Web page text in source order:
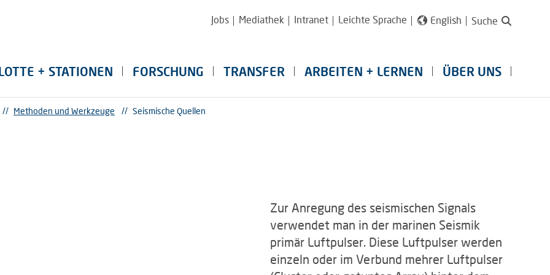
Jobs Mediathek Intranet Leichte Sprache English Suche
+ STATIONEN FORSCHUNG TRANSFER ARBEITEN + LERNEN ÜBER UNS
// Methoden und Werkzeuge // Seismische Quellen
Zur Anregung des seismischen Signals
verwendet man in der marinen Seismik
primär Luftpulser. Diese Luftpulser werden
einzeln oder im Verbund mehrer Luftpulser